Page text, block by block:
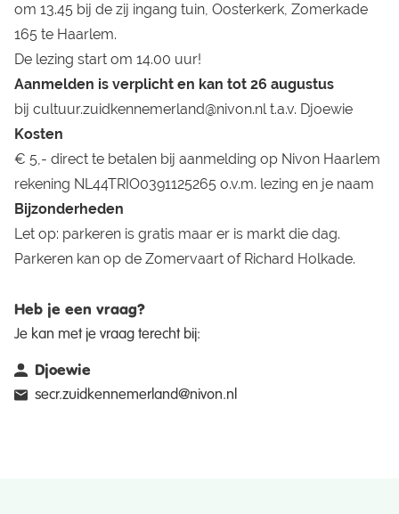
om 13.45 bij de zij ingang tuin, Oosterkerk, Zomerkade
165 te Haarlem.
De lezing start om 14.00 uur!
Aanmelden is verplicht en kan tot 26 augustus
bij cultuur.zuidkennemerland@nivon.nlt.a.v. Djoewie
Kosten
€ 5,- direct te betalen bij aanmelding op Nivon Haarlem
rekening NL44TRIO0391125265 o.v.m. lezing en je naam
Bijzonderheden
Let op: parkeren is gratis maar er is markt die dag.
Parkeren kan op de Zomervaart of Richard Holkade.
Heb je een vraag?
Je kan met je vraag terecht bij:
Djoewie
secr.zuidkennemerland@nivon.nl